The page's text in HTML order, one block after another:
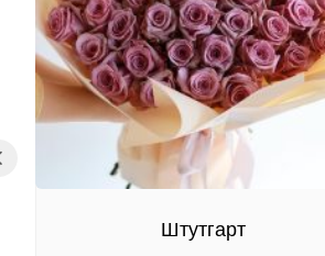
Штутгарт